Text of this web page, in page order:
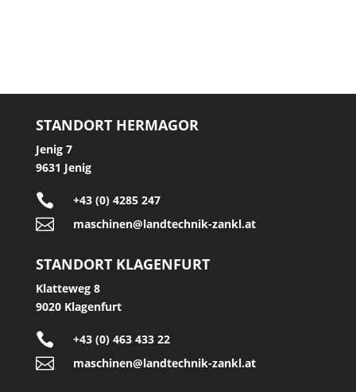
STANDORT HERMAGOR
Jenig 7
9631 Jenig
 +43 (0) 4285 247
 maschinen@landtechnik-zankl.at
STANDORT KLAGENFURT
Klatteweg 8
9020 Klagenfurt
 +43 (0) 463 433 22
 maschinen@landtechnik-zankl.at